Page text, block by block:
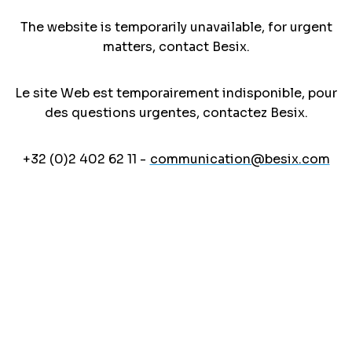
The website is temporarily unavailable, for urgent
matters, contact Besix.
Le site Web est temporairement indisponible, pour
des questions urgentes, contactez Besix.
+32 (0)2 402 62 11 - communication@besix.com